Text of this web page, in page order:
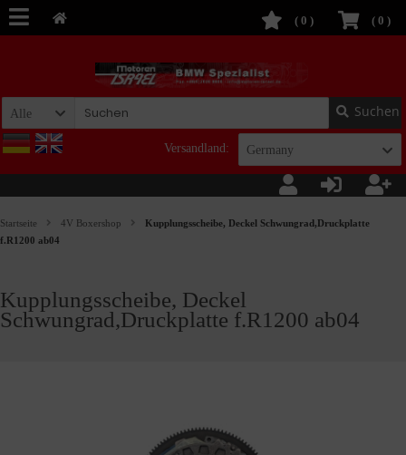
( 0 )
( 0 )
Alle Suchen
Versandland: Germany
Startseite 4V Boxershop
Kupplungsscheibe, Deckel Schwungrad,Druckplatte
f.R1200 ab04
Kupplungsscheibe, Deckel
Schwungrad,Druckplatte f.R1200 ab04